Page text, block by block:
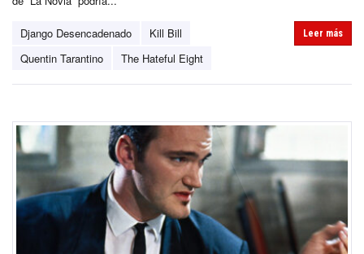
Django Desencadenado
Kill Bill
Quentin Tarantino
The Hateful Eight
Leer más